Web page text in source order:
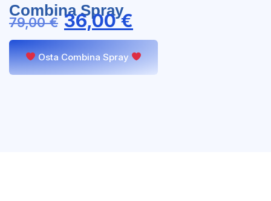
Combina Spray
79,00€ 36,00€
Osta Combina Spray